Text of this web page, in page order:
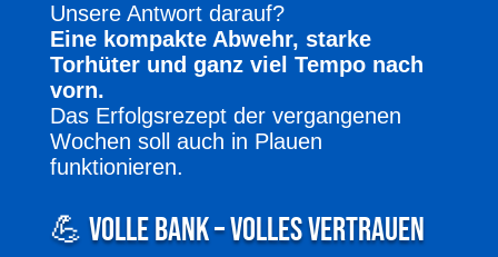
Unsere Antwort darauf?
Eine kompakte Abwehr, starke
Torhüter und ganz viel Tempo nach
vorn.
Das Erfolgsrezept der vergangenen
Wochen soll auch in Plauen
funktionieren.
💪 Volle Bank – volles Vertrauen